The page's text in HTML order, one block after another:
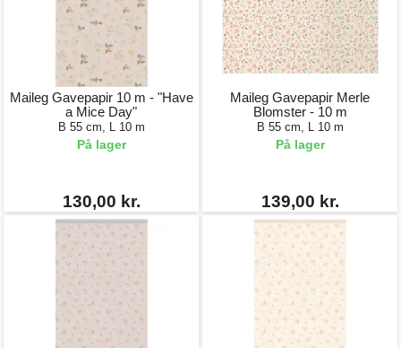
Maileg Gavepapir 10 m - "Have
a Mice Day"
B 55 cm, L 10 m
På lager
130,00 kr.
Maileg Gavepapir Merle
Blomster - 10 m
B 55 cm, L 10 m
På lager
139,00 kr.